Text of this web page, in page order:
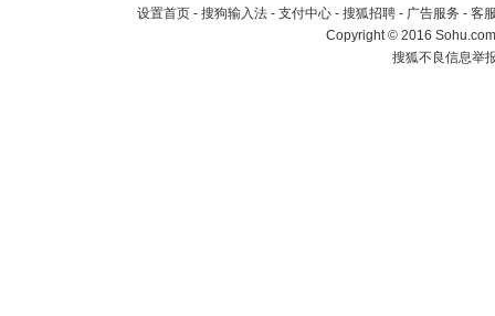
设置首页 - 搜狗输入法 - 支付中心 - 搜狐招聘 - 广告服务 - 客
Copyright©2016
搜狐不良信息举